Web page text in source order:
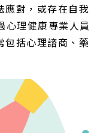
應對，或存在自我
心理健康專業人員
包括心理諮商、藥